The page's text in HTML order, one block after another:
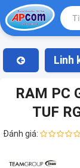
Linh
RAM PC
TUF
Đánh giá: